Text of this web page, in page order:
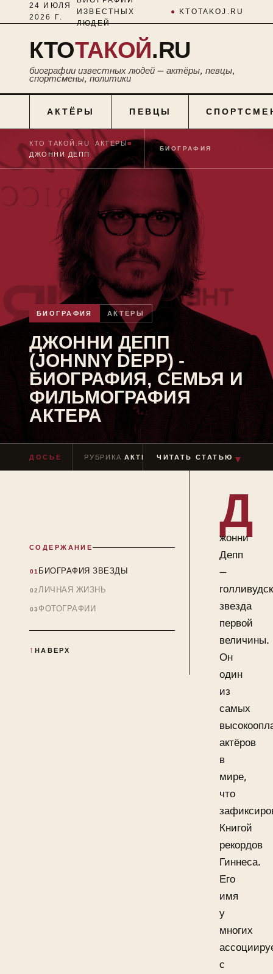
24 ИЮЛЯ
2026 Г.
ИЗВЕСТНЫХ
ЛЮДЕЙ
● KTOTAKOJ.RU
КТОТАКОЙ.RU
биографии известных людей — актёры, певцы,
спортсмены, политики
АКТЁРЫ ПЕВЦЫ
КТО ТАКОЙ.RU ■АКТЕРЫ■
ДЖОННИ ДЕПП
БИОГРАФИЯ
БИОГРАФИЯ АКТЕРЫ
ДЖОННИ ДЕПП
(JOHNNY DEPP) -
БИОГРАФИЯ, СЕМЬЯ И
ФИЛЬМОГРАФИЯ
АКТЕРА
ДОСЬЕ РУБРИКААКТЕРЫ ЧТЕНИЕ ≈ 12 МИН
ЧИТАТЬ СТАТЬЮ ▼
СОДЕРЖАНИЕ
БИОГРАФИЯ ЗВЕЗДЫ
ЛИЧНАЯ ЖИЗНЬ
ФОТОГРАФИИ
НАВЕРХ
Д
жонни
Депп
—
звезда
первой
величины.
Он
один
из
самых
актёров
в
мире,
что
Книгой
рекордов
Гиннеса.
Его
имя
у
многих
с